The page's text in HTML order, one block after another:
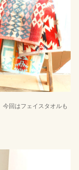
回はフェイスタオルも